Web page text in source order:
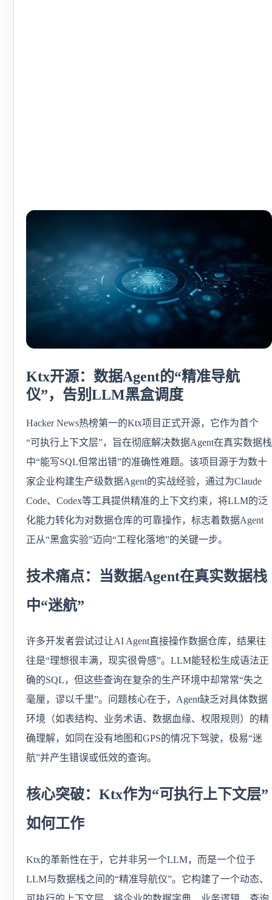
Ktx开源：数据Agent的“精准导航
仪”，告别LLM黑盒调度
Hacker News热榜第一的Ktx项目正式开源，它作为首个
“可执行上下文层”，旨在彻底解决数据Agent在真实数据栈
中“能写SQL但常出错”的准确性难题。该项目源于为数十
家企业构建生产级数据Agent的实战经验，通过为Claude
Code、Codex等工具提供精准的上下文约束，将LLM的泛
化能力转化为对数据仓库的可靠操作，标志着数据Agent
正从“黑盒实验”迈向“工程化落地”的关键一步。
技术痛点：当数据Agent在真实数据栈
中“迷航”
许多开发者尝试过让AI Agent直接操作数据仓库，结果往
往是“理想很丰满，现实很骨感”。LLM能轻松生成语法正
确的SQL，但这些查询在复杂的生产环境中却常常“失之
毫厘，谬以千里”。问题核心在于，Agent缺乏对具体数据
环境（如表结构、业务术语、数据血缘、权限规则）的精
确理解，如同在没有地图和GPS的情况下驾驶，极易“迷
航”并产生错误或低效的查询。
核心突破：Ktx作为“可执行上下文层”
如何工作
Ktx的革新性在于，它并非另一个LLM，而是一个位于
LLM与数据栈之间的“精准导航仪”。它构建了一个动态、